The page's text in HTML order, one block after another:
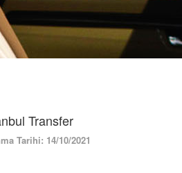
KOŞULLARI
İLETİŞİMTransfer
Tarihi: 14/10/2021